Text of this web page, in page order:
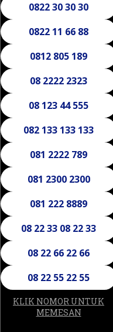
0822 30 30 30
0822 11 66 88
0812 805 189
08 2222 2323
08 123 44 555
082 133 133 133
081 2222 789
081 2300 2300
081 222 8889
08 22 33 08 22 33
08 22 66 22 66
08 22 55 22 55
KLIK NOMOR UNTUK
MEMESAN